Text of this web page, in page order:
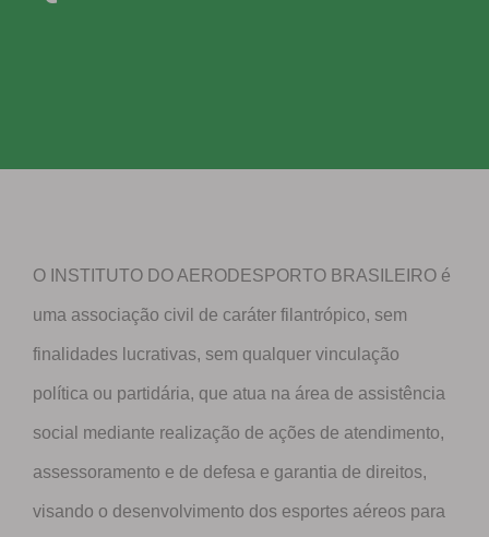
O INSTITUTO DO AERODESPORTO BRASILEIRO é
uma associação civil de caráter filantrópico, sem
finalidades lucrativas, sem qualquer vinculação
política ou partidária, que atua na área de assistência
social mediante realização de ações de atendimento,
assessoramento e de defesa e garantia de direitos,
visando o desenvolvimento dos esportes aéreos para